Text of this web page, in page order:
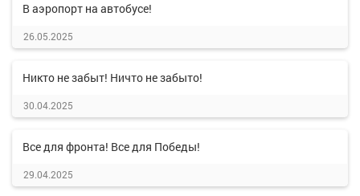
В аэропорт на автобусе!
26.05.2025
Никто не забыт! Ничто не забыто!
30.04.2025
Все для фронта! Все для Победы!
29.04.2025